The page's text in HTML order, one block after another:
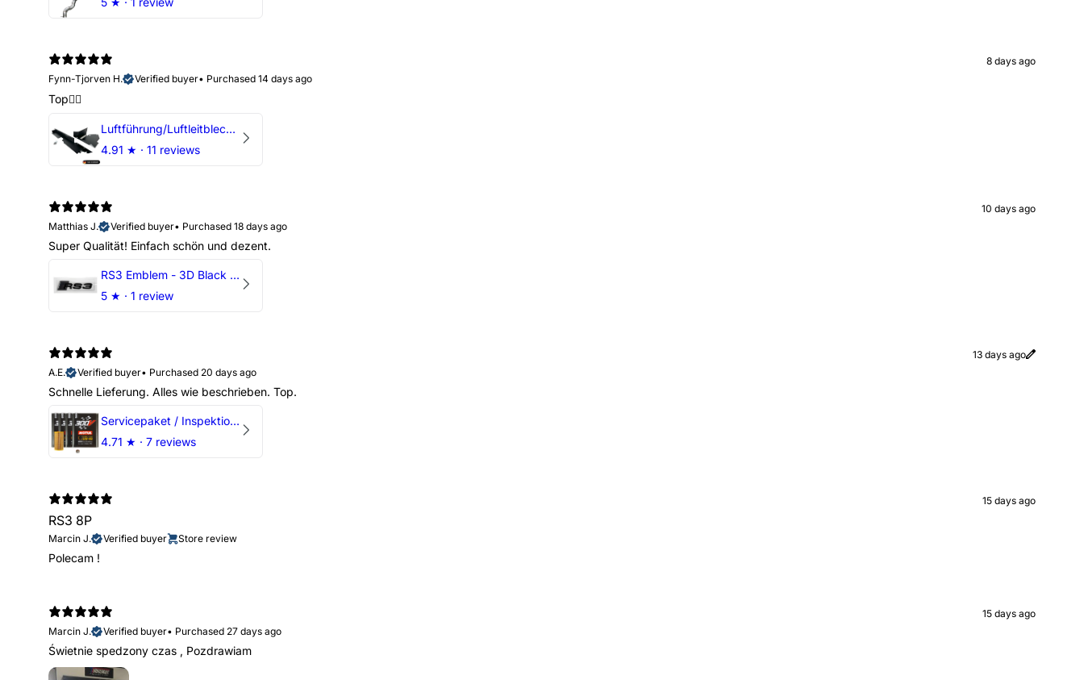
8 days ago
Fynn-Tjorven H.
Verified buyer• Purchased 14 days ago
Top👍🏼
Luftführung/Luftleitblech 5" 125mm offene Ansaugung HPerformance
4.91 ★ · 11 reviews
10 days ago
Matthias J.
Verified buyer• Purchased 18 days ago
Super Qualität! Einfach schön und dezent.
RS3 Emblem - 3D Black Edition - Schwarz/Schwarz Logo Modellschriftzug
5 ★ · 1 review
13 days ago
A.E.
Verified buyer• Purchased 20 days ago
Schnelle Lieferung. Alles wie beschrieben. Top.
Servicepaket / Inspektionspaket 1 mit Motul 300V 5W40 - 5W50 für alle 2.5 TFSI Modelle
4.71 ★ · 7 reviews
15 days ago
RS3 8P
Marcin J. Verified buyer Store review
Polecam !
15 days ago
Marcin J.
Verified buyer• Purchased 27 days ago
Świetnie spedzony czas , Pozdrawiam